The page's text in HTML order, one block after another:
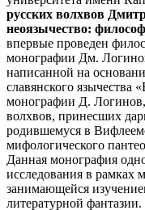
русских волхвов
неоязычество:
впервые проведен
монографии Дм.
написанной на
славянского язычества
монографии Д. Логинов,
волхвов, принесших
родившемуся в
мифологического
Данная монография
исследования в рамках
занимающейся
литературной